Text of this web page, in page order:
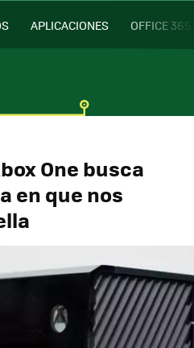
APLICACIONES OFFICE 365
One busca
en que nos